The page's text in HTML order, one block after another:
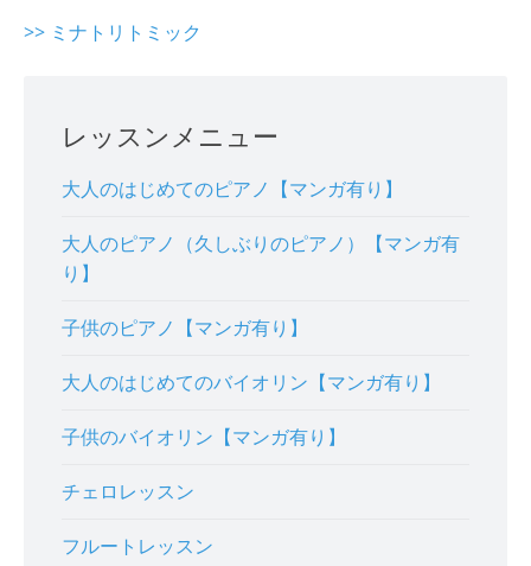
>> ミナトリトミック
レッスンメニュー
大人のはじめてのピアノ【マンガ有り】
大人のピアノ（久しぶりのピアノ）【マンガ有
り】
子供のピアノ【マンガ有り】
大人のはじめてのバイオリン【マンガ有り】
子供のバイオリン【マンガ有り】
チェロレッスン
フルートレッスン